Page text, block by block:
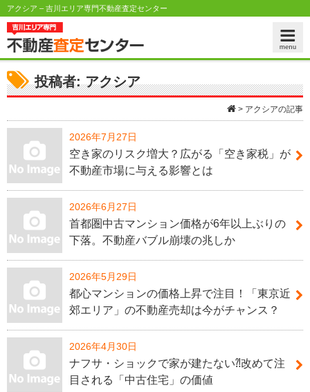
アクシア – 吉川エリア専門不動産査定センター
投稿者:アクシア
> アクシアの記事
2026年7月27日
空き家のリスク増大？広がる「空き家税」が
不動産市場に与える影響とは
2026年6月27日
首都圏中古マンション価格が6年以上ぶりの
下落。不動産バブル崩壊の兆しか
2026年5月29日
都心マンションの価格上昇で注目！「東京近
郊エリア」の不動産売却は今がチャンス？
2026年4月30日
ナフサ・ショックで家が建たない⁈改めて注
目される「中古住宅」の価値